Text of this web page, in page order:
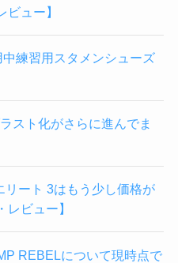
ュー】
中練習用スタメンシューズ
スト化がさらに進んでま
ート 3はもう少し価格が
ビュー】
REBELについて現時点で